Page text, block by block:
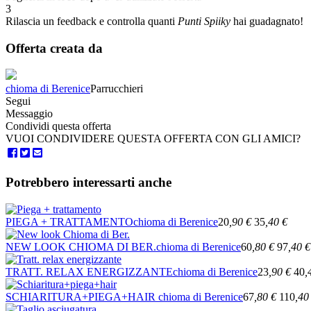
3
Rilascia un feedback e controlla quanti Punti Spiiky hai guadagnato!
Offerta creata da
chioma di BereniceParrucchieri
Segui
Messaggio
Condividi questa offerta
VUOI CONDIVIDERE QUESTA OFFERTA CON GLI AMICI?
Potrebbero interessarti anche
PIEGA + TRATTAMENTOchioma di Berenice20 ,90 € 35 ,40 €
NEW LOOK CHIOMA DI BER.chioma di Berenice60 ,80 € 97 ,40 €
TRATT. RELAX ENERGIZZANTEchioma di Berenice23 ,90 € 40
SCHIARITURA+PIEGA+HAIR chioma di Berenice67 ,80 € 110 ,40